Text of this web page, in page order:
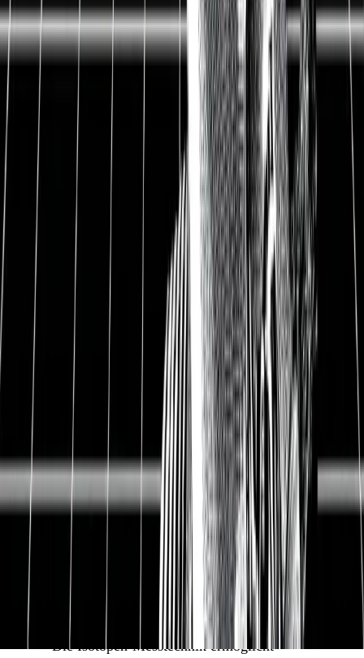
Marktkapitalisierung
1.130 Mio. EUR
Enterprise Value
1.071 Mio. EUR
Nettoliquidität
59,0 Mio. EUR
Bruttomarge
45,9%
EBIT-Marge
18,8%
Gewinnmarge
12,3%
Free Cash Flow-Rendite
2,9%
Dividendenrendite
0,8%
Datum
29.01.2021
Eckert & Ziegler Aktie und
Aktienanalyse
Spezialist für Radioaktivität. Eckert & Ziegler ist
eines der führenden Unternehmen im Umgang
mit radioaktiven Isotopen. Sie produzieren
Isotope und entwickeln die entsprechenden
Anlagen für verschiedene Bereiche aus der
Medizin und Industrie. Das Geschäftsmodell ist
eine profitable Nische mit Abo-Modell und
Schutz durch staatliche Einrichtungen.
Hohe Nachfrage aus Industrie. Die Industrie
fragt Isotopentechnik nach, um präzise
Messsysteme zu entwickeln. Eckert & Ziegler ist
ein Hauptprofiteur von Industrieautomatisierung.
Die Isotopen-Messtechnik ermöglicht